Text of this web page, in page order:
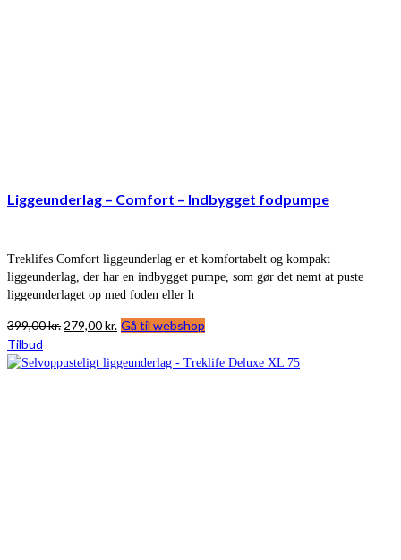
Liggeunderlag – Comfort – Indbygget fodpumpe
Treklifes Comfort liggeunderlag er et komfortabelt og kompakt
liggeunderlag, der har en indbygget pumpe, som gør det nemt at puste
liggeunderlaget op med foden eller h
399,00kr. Den
pris
279,00kr. Den
pris
Gå til webshop
Tilbud